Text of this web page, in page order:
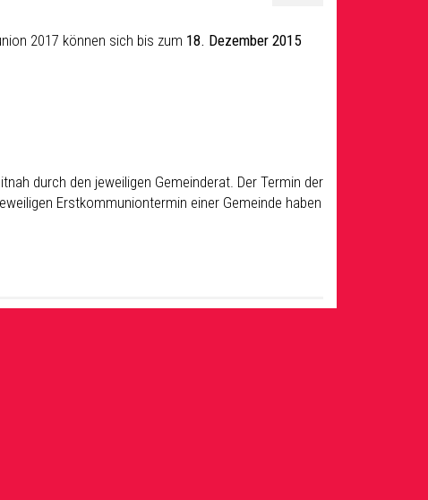
2017 können sich bis zum 18. Dezember 2015
durch den jeweiligen Gemeinderat. Der Termin der
Erstkommuniontermin einer Gemeinde haben